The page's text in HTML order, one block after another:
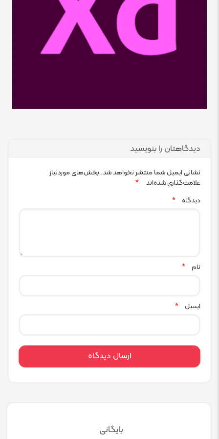
دیدگاهتان را بنویسید
نشانی ایمیل شما منتشر نخواهد شد. بخش‌های موردنیاز
علامت‌گذاری شده‌اند
*
دیدگاه
*
نام *
ایمیل *
بایگانی